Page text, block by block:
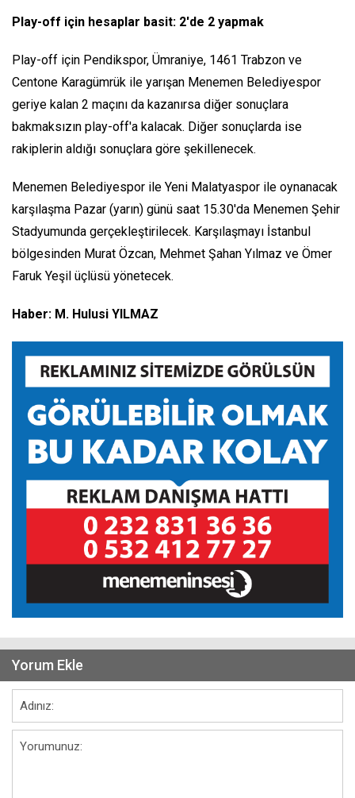
Play-off için hesaplar basit: 2'de 2 yapmak
Play-off için Pendikspor, Ümraniye, 1461 Trabzon ve
Centone Karagümrük ile yarışan Menemen Belediyespor
geriye kalan 2 maçını da kazanırsa diğer sonuçlara
bakmaksızın play-off'a kalacak. Diğer sonuçlarda ise
rakiplerin aldığı sonuçlara göre şekillenecek.
Menemen Belediyespor ile Yeni Malatyaspor ile oynanacak
karşılaşma Pazar (yarın) günü saat 15.30'da Menemen Şehir
Stadyumunda gerçekleştirilecek. Karşılaşmayı İstanbul
bölgesinden Murat Özcan, Mehmet Şahan Yılmaz ve Ömer
Faruk Yeşil üçlüsü yönetecek.
Haber: M. Hulusi YILMAZ
Yorum Ekle